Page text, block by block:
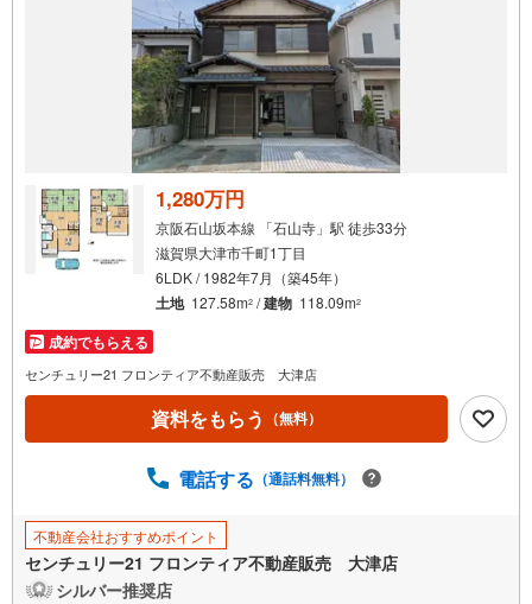
1,280万円
京阪石山坂本線 「石山寺」駅 徒歩33分
滋賀県大津市千町1丁目
6LDK / 1982年7月（築45年）
土地 127.58m2 /建物 118.09m2
成約でもらえる
センチュリー21 フロンティア不動産販売 大津店
資料をもらう （無料）
電話する （通話料無料）
不動産会社おすすめポイント
センチュリー21 フロンティア不動産販売 大津店
シルバー推奨店